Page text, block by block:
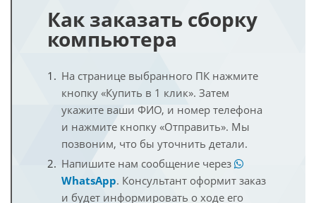
Как заказать сборку
компьютера
На странице выбранного ПК нажмите
кнопку «Купить в 1 клик». Затем
укажите ваши ФИО, и номер телефона
и нажмите кнопку «Отправить». Мы
позвоним, что бы уточнить детали.
Напишите нам сообщение через
WhatsApp. Консультант оформит заказ
и будет информировать о ходе его